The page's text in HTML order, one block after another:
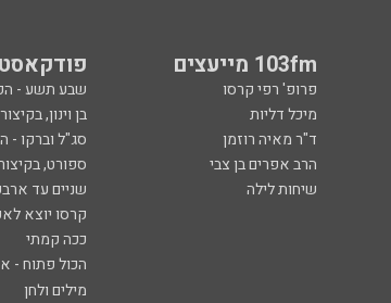
103fm מייעצים
פרופ' רפי קרסו שבע תשע -
מיכל דליות בן וינון, בקיצור
ד"ר מאיה רוזמן סג"ל וברקו -
הרב אפרים בן צבי ספורט,
שיחות לילה שניים עד
קרסו יוצא
ככה קמתי
הכול פתוח -
מילים ולחן